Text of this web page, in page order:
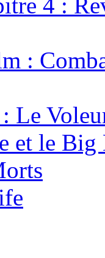
:
Le
et le Big